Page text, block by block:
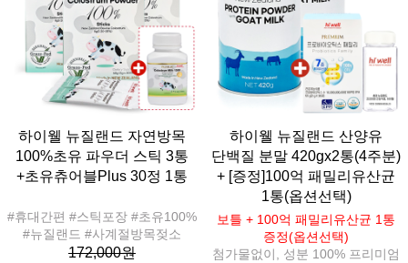
하이웰 뉴질랜드 자연방목
100%초유 파우더 스틱 3통
+초유츄어블Plus 30정 1통
#휴대간편 #스틱포장 #초유100%
#뉴질랜드 #사계절방목젖소
172,000원
하이웰 뉴질랜드 산양유
단백질 분말 420gx2통(4주분)
+ [증정]100억 패밀리유산균
1통(옵션선택)
보틀 + 100억 패밀리유산균 1통
증정(옵션선택)
첨가물없이, 성분 100% 프리미엄